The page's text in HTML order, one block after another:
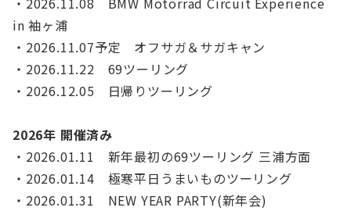
in 袖ヶ浦
・2026.11.07予定 オフサガ＆サガキャン
・2026.11.22 69ツーリング
・2026.12.05 日帰りツーリング
2026年 開催済み
・2026.01.11 新年最初の69ツーリング 三浦方面
・2026.01.14 極寒平日うまいものツーリング
・2026.01.31 NEW YEAR PARTY(新年会)